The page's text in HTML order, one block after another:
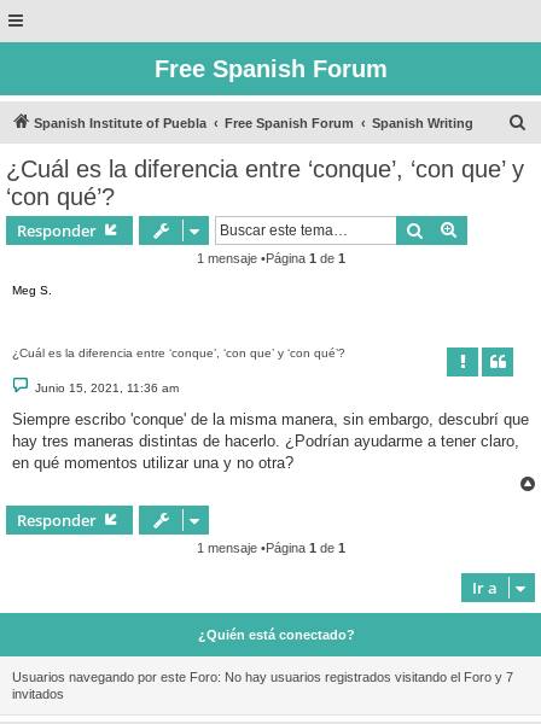
Free Spanish Forum
Spanish Institute of Puebla Free Spanish Forum Spanish Writing
¿Cuál es la diferencia entre ‘conque’, ‘con que’ y
‘con qué’?
Responder Buscar
1 mensaje •Página 1 de 1
Meg S.
¿Cuál es la diferencia entre ‘conque’, ‘con que’ y ‘con qué’?
M
e
s
a
j
e
Junio 15, 2021, 11:36 am
Siempre escribo 'conque' de la misma manera, sin embargo, descubrí que
hay tres maneras distintas de hacerlo. ¿Podrían ayudarme a tener claro,
en qué momentos utilizar una y no otra?
Responder
1 mensaje •Página 1 de 1
Ir a
¿Quién está conectado?
Usuarios navegando por este Foro: No hay usuarios registrados visitando el Foro y 7
invitados